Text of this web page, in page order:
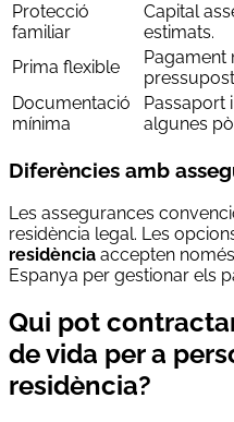
Protecció
familiar
Capital
estimats.
Prima flexible
Pagament
Documentació
mínima
Passaport
algunes
Diferències amb
Les assegurances
residència legal. Les
residència accepten
Espanya per gestionar els
Qui pot
de vida per a
residència?